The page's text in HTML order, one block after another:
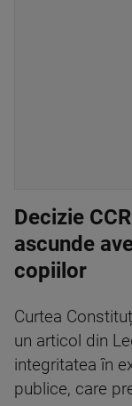
Decizie
ascunde
copiilor
Curtea
un articol din
integritatea în
publice, care